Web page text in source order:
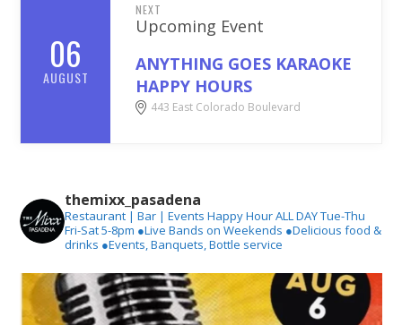
06
AUGUST
NEXT
Upcoming Event
ANYTHING GOES KARAOKE
HAPPY HOURS
443 East Colorado Boulevard
themixx_pasadena
Restaurant | Bar | Events Happy Hour ALL DAY Tue-Thu
Fri-Sat 5-8pm ●Live Bands on Weekends ●Delicious food &
drinks ●Events, Banquets, Bottle service